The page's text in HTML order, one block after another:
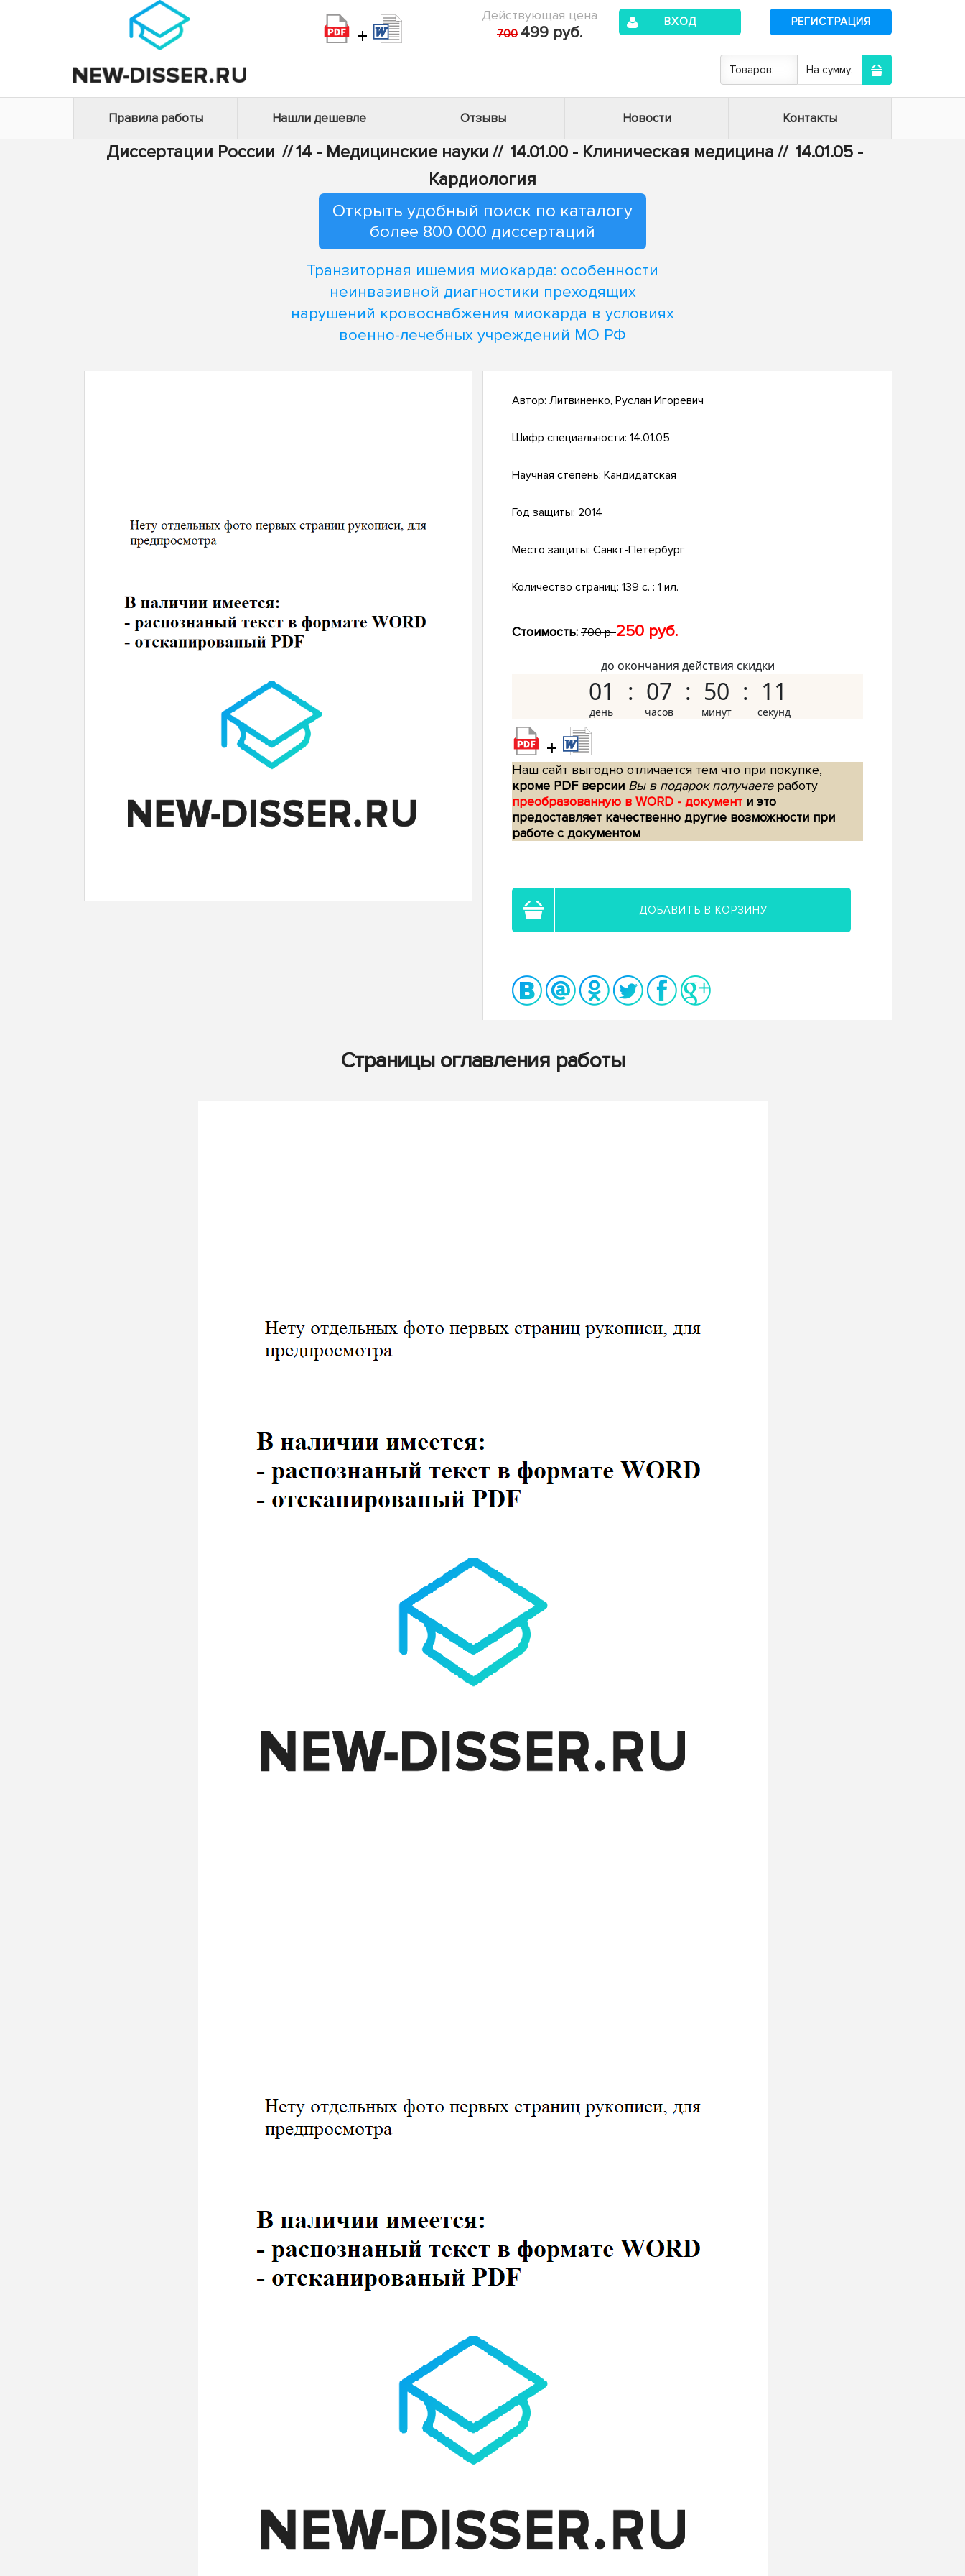
+
Действующая цена
700 499 руб.
ВХОД РЕГИСТРАЦИЯ
Товаров: На сумму:
Правила работы Нашли дешевле Отзывы Новости Контакты
Диссертации России //14 - Медицинские науки // 14.01.00 - Клиническая медицина // 14.01.05 -
Кардиология
Открыть удобный поиск по каталогу
более 800 000 диссертаций
Транзиторная ишемия миокарда: особенности
неинвазивной диагностики преходящих
нарушений кровоснабжения миокарда в условиях
военно-лечебных учреждений МО РФ
Автор: Литвиненко, Руслан Игоревич
Шифр специальности: 14.01.05
Научная степень: Кандидатская
Год защиты: 2014
Место защиты: Санкт-Петербург
Количество страниц: 139 с. : 1 ил.
Стоимость: 700 р.250 руб.
до окончания действия скидки
01 07 50 10
+
Наш сайт выгодно отличается тем что при покупке,
кроме PDF версии Вы в подарок получаетеработу
преобразованную в WORD - документ и это
предоставляет качественно другие возможности при
работе с документом
ДОБАВИТЬ В КОРЗИНУ
Страницы оглавления работы